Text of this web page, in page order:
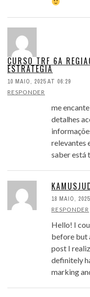
CURSO TRF 6A
ESTRATEGIA
10 MAIO, 2025 AT 06:29
RESPONDER
me
detalhes
relevantes
saber está
18 MAIO,
RESPONDER
Hello! I
before but
post I
definitely
marking